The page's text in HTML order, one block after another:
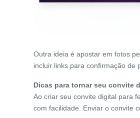
Outra ideia é apostar em fotos
incluir links para confirmação de
Dicas para tornar seu convite
Ao criar seu convite digital para
com facilidade. Enviar o convite